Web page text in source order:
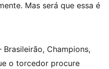
Mas será que essa é
Champions,
o torcedor procure